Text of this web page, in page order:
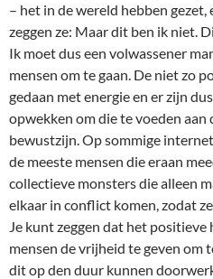
– het in de wereld hebben gezet,
zeggen ze: Maar dit ben ik niet.
Ik moet dus een volwassener
mensen om te gaan. De niet zo
gedaan met energie en er zijn
opwekken om die te voeden
bewustzijn. Op sommige
de meeste mensen die eraan
collectieve monsters die alleen
elkaar in conflict komen, zodat
Je kunt zeggen dat het positieve
mensen de vrijheid te geven om
dit op den duur kunnen